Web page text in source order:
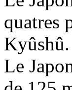
quatres
Kyûshû.
Le